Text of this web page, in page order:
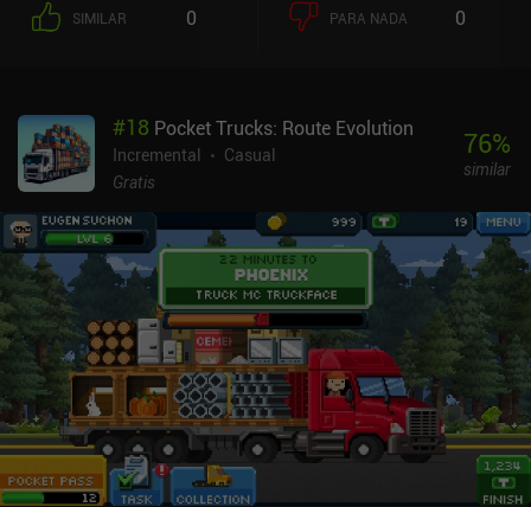
SIMILAR 0 PARA NADA 0
#18 Pocket Trucks: Route Evolution
Incremental
Casual
Gratis
76%
similar